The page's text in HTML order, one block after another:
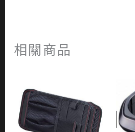
相關商品